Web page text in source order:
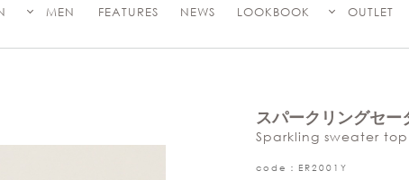
MEN FEATURES NEWS LOOKBOOK OUTLET
スパークリングセー
Sparkling sweater top
code：ER2001Y